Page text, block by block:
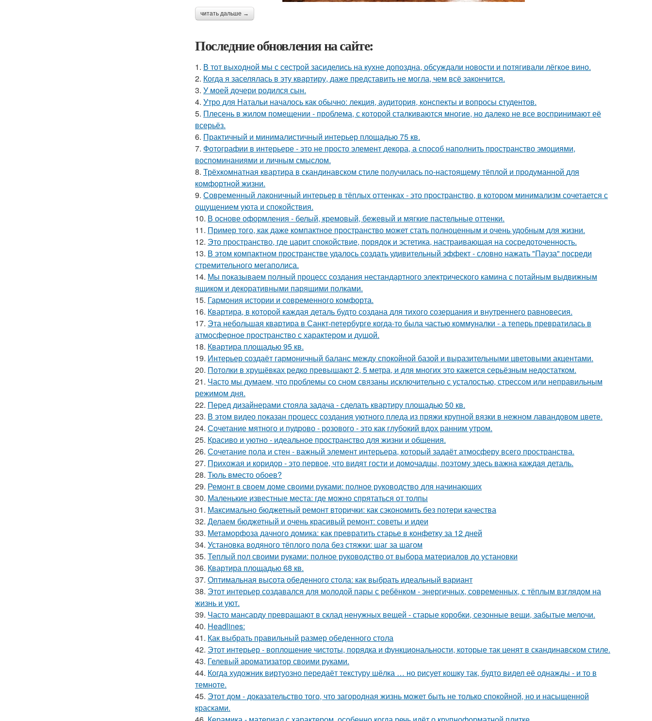
читать дальше →
Последние обновления на сайте:
1. В тот выходной мы с сестрой засиделись на кухне допоздна, обсуждали новости и потягивали лёгкое вино.
2. Когда я заселялась в эту квартиру, даже представить не могла, чем всё закончится.
3. У моей дочери родился сын.
4. Утро для Натальи началось как обычно: лекция, аудитория, конспекты и вопросы студентов.
5. Плесень в жилом помещении - проблема, с которой сталкиваются многие, но далеко не все воспринимают её
всерьёз.
6. Практичный и минималистичный интерьер площадью 75 кв.
7. Фотографии в интерьере - это не просто элемент декора, а способ наполнить пространство эмоциями,
воспоминаниями и личным смыслом.
8. Трёхкомнатная квартира в скандинавском стиле получилась по-настоящему тёплой и продуманной для
комфортной жизни.
9. Современный лаконичный интерьер в тёплых оттенках - это пространство, в котором минимализм сочетается с
ощущением уюта и спокойствия.
10. В основе оформления - белый, кремовый, бежевый и мягкие пастельные оттенки.
11. Пример того, как даже компактное пространство может стать полноценным и очень удобным для жизни.
12. Это пространство, где царит спокойствие, порядок и эстетика, настраивающая на сосредоточенность.
13. В этом компактном пространстве удалось создать удивительный эффект - словно нажать "Пауза" посреди
стремительного мегаполиса.
14. Мы показываем полный процесс создания нестандартного электрического камина с потайным выдвижным
ящиком и декоративными парящими полками.
15. Гармония истории и современного комфорта.
16. Квартира, в которой каждая деталь будто создана для тихого созерцания и внутреннего равновесия.
17. Эта небольшая квартира в Санкт-петербурге когда-то была частью коммуналки - а теперь превратилась в
атмосферное пространство с характером и душой.
18. Квартира площадью 95 кв.
19. Интерьер создаёт гармоничный баланс между спокойной базой и выразительными цветовыми акцентами.
20. Потолки в хрущёвках редко превышают 2, 5 метра, и для многих это кажется серьёзным недостатком.
21. Часто мы думаем, что проблемы со сном связаны исключительно с усталостью, стрессом или неправильным
режимом дня.
22. Перед дизайнерами стояла задача - сделать квартиру площадью 50 кв.
23. В этом видео показан процесс создания уютного пледа из пряжи крупной вязки в нежном лавандовом цвете.
24. Сочетание мятного и пудрово - розового - это как глубокий вдох ранним утром.
25. Красиво и уютно - идеальное пространство для жизни и общения.
26. Сочетание пола и стен - важный элемент интерьера, который задаёт атмосферу всего пространства.
27. Прихожая и коридор - это первое, что видят гости и домочадцы, поэтому здесь важна каждая деталь.
28. Тюль вместо обоев?
29. Ремонт в своем доме своими руками: полное руководство для начинающих
30. Маленькие известные места: где можно спрятаться от толпы
31. Максимально бюджетный ремонт вторички: как сэкономить без потери качества
32. Делаем бюджетный и очень красивый ремонт: советы и идеи
33. Метаморфоза дачного домика: как превратить старье в конфетку за 12 дней
34. Установка водяного тёплого пола без стяжки: шаг за шагом
35. Теплый пол своими руками: полное руководство от выбора материалов до установки
36. Квартира площадью 68 кв.
37. Оптимальная высота обеденного стола: как выбрать идеальный вариант
38. Этот интерьер создавался для молодой пары с ребёнком - энергичных, современных, с тёплым взглядом на
жизнь и уют.
39. Часто мансарду превращают в склад ненужных вещей - старые коробки, сезонные вещи, забытые мелочи.
40. Headlines:
41. Как выбрать правильный размер обеденного стола
42. Этот интерьер - воплощение чистоты, порядка и функциональности, которые так ценят в скандинавском стиле.
43. Гелевый ароматизатор своими руками.
44. Когда художник виртуозно передаёт текстуру шёлка … но рисует кошку так, будто видел её однажды - и то в
темноте.
45. Этот дом - доказательство того, что загородная жизнь может быть не только спокойной, но и насыщенной
красками.